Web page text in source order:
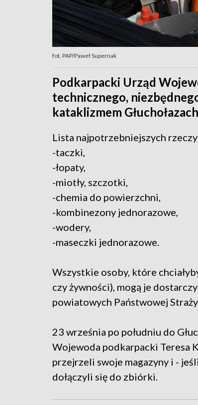
fot. PAP/Paweł Supernak
Podkarpacki Urząd
technicznego,
kataklizmem
Lista najpotrzebniejszych
-taczki,
-łopaty,
-miotły, szczotki,
-chemia do powierzchni,
-kombinezony jednorazowe,
-wodery,
-maseczki jednorazowe.
Wszystkie osoby, które
czy żywności), mogą je
powiatowych Państwowej
23 września po południu do
Wojewoda podkarpacki Teresa
przejrzeli swoje magazyny i -
dołączyli się do zbiórki.